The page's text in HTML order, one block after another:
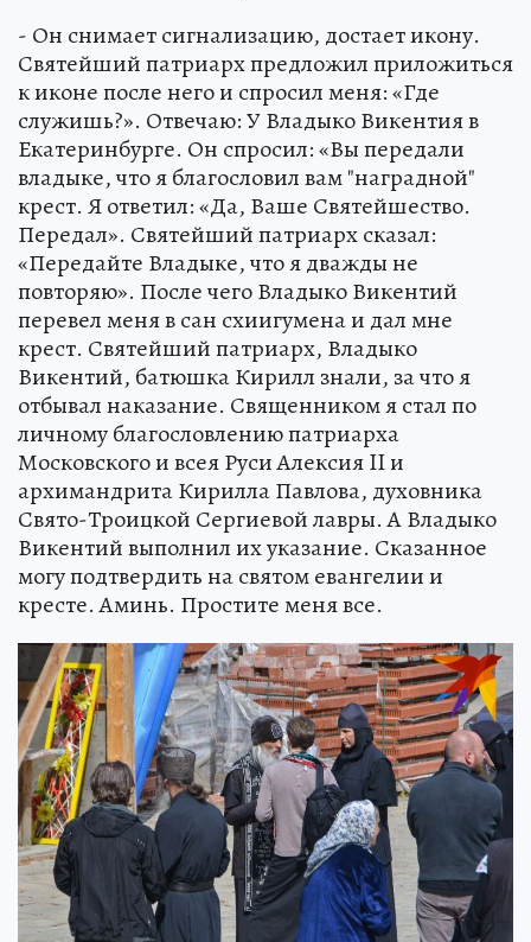
- Он снимает сигнализацию, достает икону.
Святейший патриарх предложил приложиться
к иконе после него и спросил меня: «Где
служишь?». Отвечаю: У Владыко Викентия в
Екатеринбурге. Он спросил: «Вы передали
владыке, что я благословил вам "наградной"
крест. Я ответил: «Да, Ваше Святейшество.
Передал». Святейший патриарх сказал:
«Передайте Владыке, что я дважды не
повторяю». После чего Владыко Викентий
перевел меня в сан схиигумена и дал мне
крест. Святейший патриарх, Владыко
Викентий, батюшка Кирилл знали, за что я
отбывал наказание. Священником я стал по
личному благословлению патриарха
Московского и всея Руси Алексия II и
архимандрита Кирилла Павлова, духовника
Свято-Троицкой Сергиевой лавры. А Владыко
Викентий выполнил их указание. Сказанное
могу подтвердить на святом евангелии и
кресте. Аминь. Простите меня все.